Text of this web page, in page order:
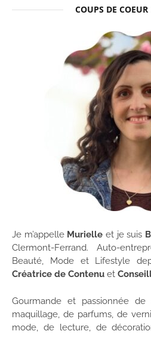
COUPS DE
Je m’appelle Murielle et je suis
Clermont-Ferrand. Auto-
Beauté, Mode et Lifestyle
Créatrice de Contenu et
Gourmande et passionnée
maquillage, de parfums, de
mode, de lecture, de